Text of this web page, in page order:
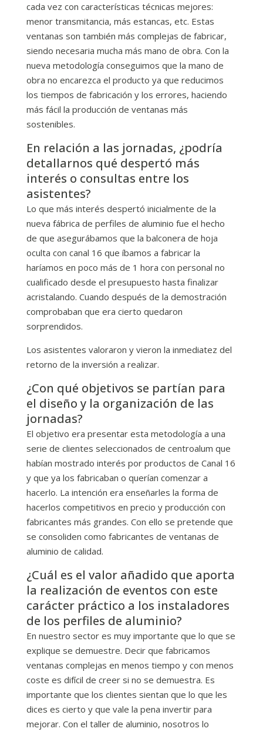
cada vez con características técnicas mejores:
menor transmitancia, más estancas, etc. Estas
ventanas son también más complejas de fabricar,
siendo necesaria mucha más mano de obra. Con la
nueva metodología conseguimos que la mano de
obra no encarezca el producto ya que reducimos
los tiempos de fabricación y los errores, haciendo
más fácil la producción de ventanas más
sostenibles.
En relación a las jornadas, ¿podría
detallarnos qué despertó más
interés o consultas entre los
asistentes?
Lo que más interés despertó inicialmente de la
nueva fábrica de perfiles de aluminio fue el hecho
de que asegurábamos que la balconera de hoja
oculta con canal 16 que íbamos a fabricar la
haríamos en poco más de 1 hora con personal no
cualificado desde el presupuesto hasta finalizar
acristalando. Cuando después de la demostración
comprobaban que era cierto quedaron
sorprendidos.
Los asistentes valoraron y vieron la inmediatez del
retorno de la inversión a realizar.
¿Con qué objetivos se partían para
el diseño y la organización de las
jornadas?
El objetivo era presentar esta metodología a una
serie de clientes seleccionados de centroalum que
habían mostrado interés por productos de Canal 16
y que ya los fabricaban o querían comenzar a
hacerlo. La intención era enseñarles la forma de
hacerlos competitivos en precio y producción con
fabricantes más grandes. Con ello se pretende que
se consoliden como fabricantes de ventanas de
aluminio de calidad.
¿Cuál es el valor añadido que aporta
la realización de eventos con este
carácter práctico a los instaladores
de los perfiles de aluminio?
En nuestro sector es muy importante que lo que se
explique se demuestre. Decir que fabricamos
ventanas complejas en menos tiempo y con menos
coste es difícil de creer si no se demuestra. Es
importante que los clientes sientan que lo que les
dices es cierto y que vale la pena invertir para
mejorar. Con el taller de aluminio, nosotros lo